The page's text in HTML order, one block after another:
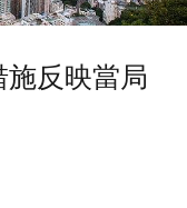
反映當局